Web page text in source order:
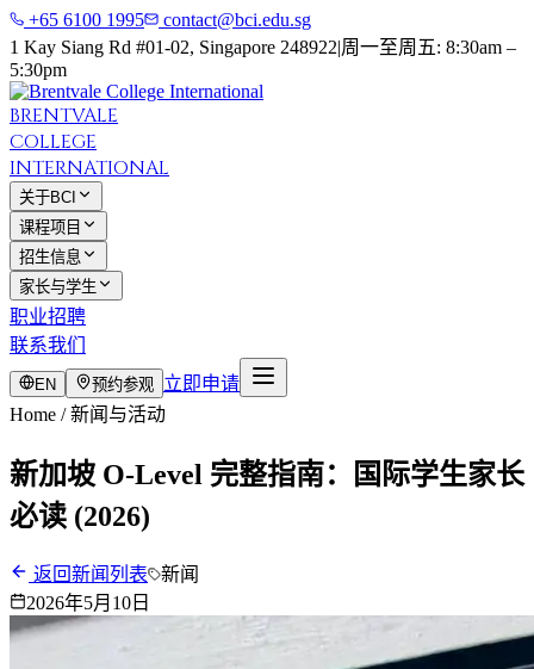
+65 6100 1995
contact@bci.edu.sg
1 Kay Siang Rd #01-02, Singapore 248922|周一至周五: 8:30am –
5:30pm
BRENTVALE
COLLEGE
INTERNATIONAL
关于BCI
课程项目
招生信息
家长与学生
职业招聘
联系我们
EN 预约参观 立即申请
Home / 新闻与活动
新加坡 O-Level 完整指南：国际学生家长
必读 (2026)
返回新闻列表
新闻
2026年5月10日